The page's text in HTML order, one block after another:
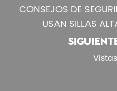
CONSEJOS DE
USAN SILLAS